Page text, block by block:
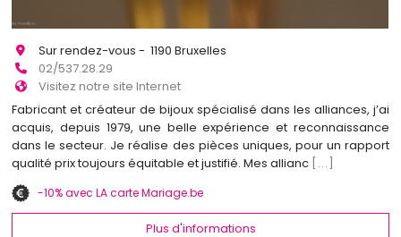
Sur rendez-vous - 1190 Bruxelles
02/537.28.29
Visitez notre site Internet
Fabricant et créateur de bijoux spécialisé dans les alliances, j’ai
acquis, depuis 1979, une belle expérience et reconnaissance
dans le secteur. Je réalise des pièces uniques, pour un rapport
qualité prix toujours équitable et justifié. Mes allianc [...]
-10% avec LA carte Mariage.be
Plus d'informations